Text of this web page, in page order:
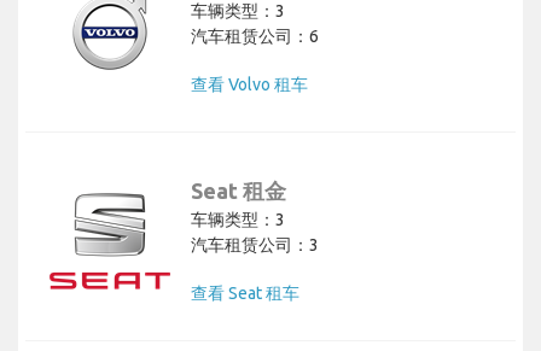
车辆类型：3
汽车租赁公司：6
查看 Volvo 租车
Seat 租金
车辆类型：3
汽车租赁公司：3
查看 Seat 租车